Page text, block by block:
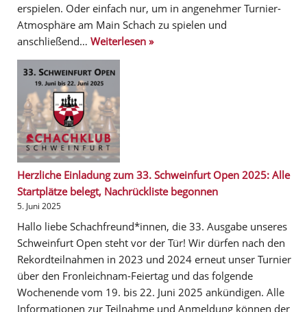
erspielen. Oder einfach nur, um in angenehmer Turnier-
Atmosphäre am Main Schach zu spielen und
anschließend… Weiterlesen »
Herzliche Einladung zum 33. Schweinfurt Open 2025: Alle
Startplätze belegt, Nachrückliste begonnen
5. Juni 2025
Hallo liebe Schachfreund*innen, die 33. Ausgabe unseres
Schweinfurt Open steht vor der Tür! Wir dürfen nach den
Rekordteilnahmen in 2023 und 2024 erneut unser Turnier
über den Fronleichnam-Feiertag und das folgende
Wochenende vom 19. bis 22. Juni 2025 ankündigen. Alle
Informationen zur Teilnahme und Anmeldung können der